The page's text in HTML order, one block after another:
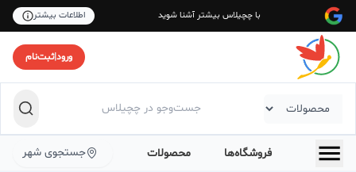
با چچیلاس بیشتر آشنا شوید اطلاعات بیشتر
ورود|ثبت‌نام
فروشگاه‌ها محصولات جستجوی شهر